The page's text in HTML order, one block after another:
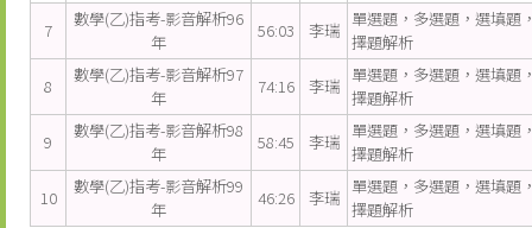
7
數學(乙)指考-影音解析96
年
56:03 李瑞
單選題，多選題，選填題
擇題解析
8
數學(乙)指考-影音解析97
年
74:16 李瑞
單選題，多選題，選填題
擇題解析
9
數學(乙)指考-影音解析98
年
58:45 李瑞
單選題，多選題，選填題
擇題解析
10
數學(乙)指考-影音解析99
年
46:26 李瑞
單選題，多選題，選填題
擇題解析